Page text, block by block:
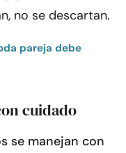
no se descartan.
pareja debe
cuidado
se manejan con